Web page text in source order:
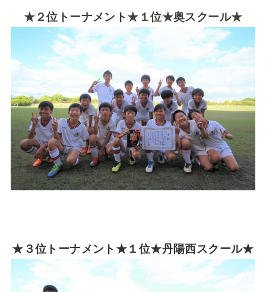
★２位トーナメント★１位★奥スクール★
★３位トーナメント★１位★丹陽西スクール★